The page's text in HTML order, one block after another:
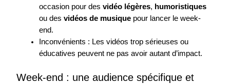
occasion pour desvidéo légères, humoristiques
ou desvidéos de musique pour lancer le week-
end.
Inconvénients : Les vidéos trop sérieuses ou
éducatives peuvent ne pas avoir autant d’impact.
Week-end : une audience spécifique et